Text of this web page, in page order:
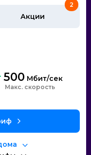
Акции
2
500 Мбит/сек
Макс. скорость